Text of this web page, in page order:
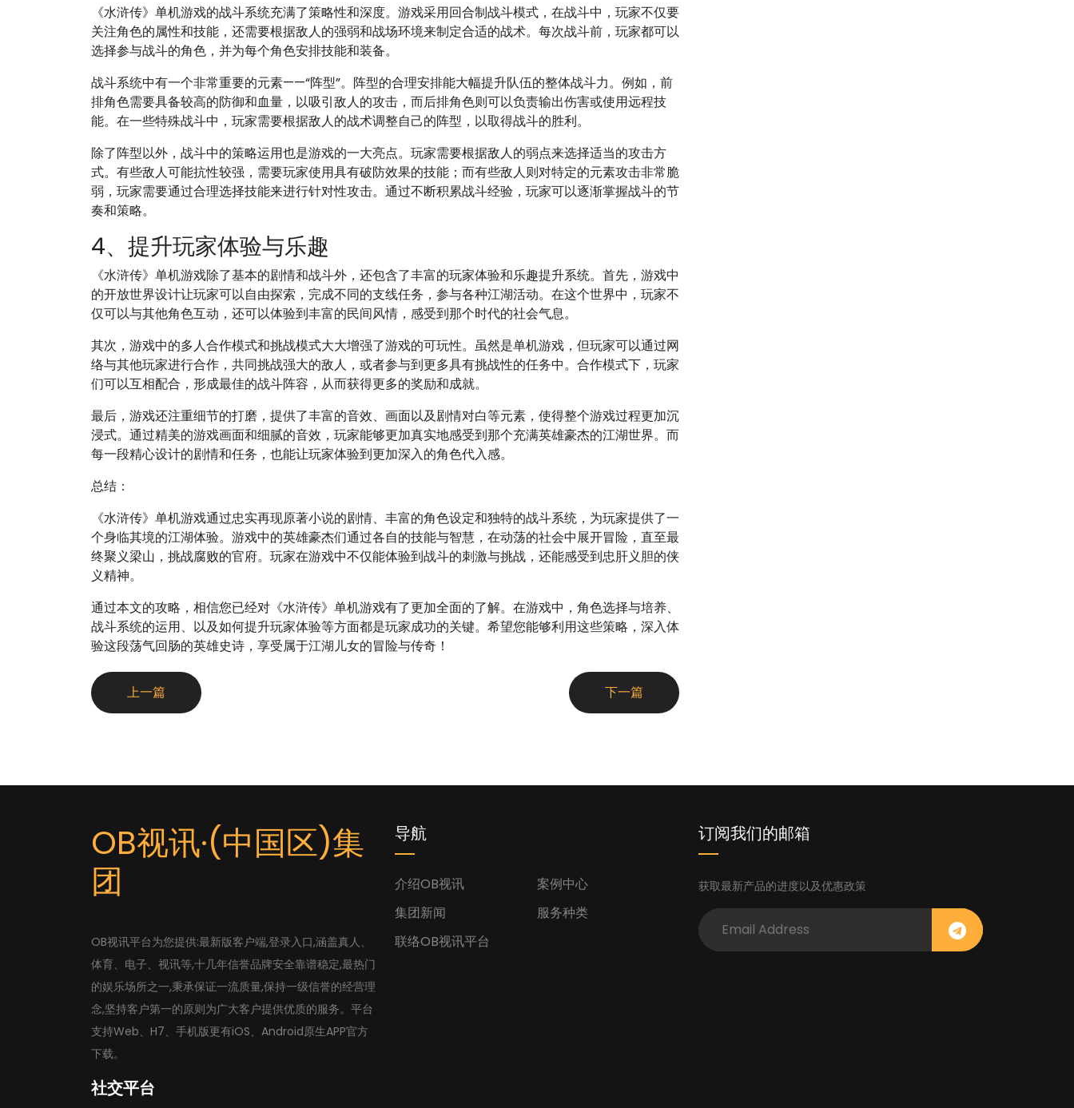
《水浒传》单机游戏的战斗系统充满了策略性和深度。游戏采用回合制战斗模式，在战斗中，玩家不仅要
关注角色的属性和技能，还需要根据敌人的强弱和战场环境来制定合适的战术。每次战斗前，玩家都可以
选择参与战斗的角色，并为每个角色安排技能和装备。
战斗系统中有一个非常重要的元素——“阵型”。阵型的合理安排能大幅提升队伍的整体战斗力。例如，前
排角色需要具备较高的防御和血量，以吸引敌人的攻击，而后排角色则可以负责输出伤害或使用远程技
能。在一些特殊战斗中，玩家需要根据敌人的战术调整自己的阵型，以取得战斗的胜利。
除了阵型以外，战斗中的策略运用也是游戏的一大亮点。玩家需要根据敌人的弱点来选择适当的攻击方
式。有些敌人可能抗性较强，需要玩家使用具有破防效果的技能；而有些敌人则对特定的元素攻击非常脆
弱，玩家需要通过合理选择技能来进行针对性攻击。通过不断积累战斗经验，玩家可以逐渐掌握战斗的节
奏和策略。
4、提升玩家体验与乐趣
《水浒传》单机游戏除了基本的剧情和战斗外，还包含了丰富的玩家体验和乐趣提升系统。首先，游戏中
的开放世界设计让玩家可以自由探索，完成不同的支线任务，参与各种江湖活动。在这个世界中，玩家不
仅可以与其他角色互动，还可以体验到丰富的民间风情，感受到那个时代的社会气息。
其次，游戏中的多人合作模式和挑战模式大大增强了游戏的可玩性。虽然是单机游戏，但玩家可以通过网
络与其他玩家进行合作，共同挑战强大的敌人，或者参与到更多具有挑战性的任务中。合作模式下，玩家
们可以互相配合，形成最佳的战斗阵容，从而获得更多的奖励和成就。
最后，游戏还注重细节的打磨，提供了丰富的音效、画面以及剧情对白等元素，使得整个游戏过程更加沉
浸式。通过精美的游戏画面和细腻的音效，玩家能够更加真实地感受到那个充满英雄豪杰的江湖世界。而
每一段精心设计的剧情和任务，也能让玩家体验到更加深入的角色代入感。
总结：
《水浒传》单机游戏通过忠实再现原著小说的剧情、丰富的角色设定和独特的战斗系统，为玩家提供了一
个身临其境的江湖体验。游戏中的英雄豪杰们通过各自的技能与智慧，在动荡的社会中展开冒险，直至最
终聚义梁山，挑战腐败的官府。玩家在游戏中不仅能体验到战斗的刺激与挑战，还能感受到忠肝义胆的侠
义精神。
通过本文的攻略，相信您已经对《水浒传》单机游戏有了更加全面的了解。在游戏中，角色选择与培养、
战斗系统的运用、以及如何提升玩家体验等方面都是玩家成功的关键。希望您能够利用这些策略，深入体
验这段荡气回肠的英雄史诗，享受属于江湖儿女的冒险与传奇！
上一篇 下一篇
OB视讯·(中国区)集
团
OB视讯平台为您提供:最新版客户端,登录入口,涵盖真人、
体育、电子、视讯等,十几年信誉品牌安全靠谱稳定,最热门
的娱乐场所之一,秉承保证一流质量,保持一级信誉的经营理
念,坚持客户第一的原则为广大客户提供优质的服务。平台
支持Web、H7、手机版更有iOS、Android原生APP官方
下载。
社交平台
导航
介绍OB视讯
案例中心
集团新闻
服务种类
联络OB视讯平台
订阅我们的邮箱
获取最新产品的进度以及优惠政策